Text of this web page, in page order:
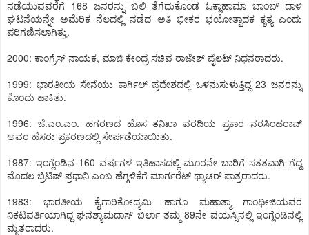
ನಡೆಯುವವರೆಗೆ 168 ಜನರನ್ನು ಬಲಿ ತೆಗೆದುಕೊಂಡ ಓಕ್ಲಾಹಾಮಾ ಬಾಂಬ್ ದಾಳಿ
ಘಟನೆಯನ್ನೇ ಅಮೆರಿಕ ನೆಲದಲ್ಲಿ ನಡೆದ ಅತಿ ಭೀಕರ ಭಯೋತ್ಪಾದಕ ಕೃತ್ಯ ಎಂದು
ಪರಿಗಣಿಸಲಾಗಿತ್ತು.
2000: ಕಾಂಗ್ರೆಸ್ ನಾಯಕ, ಮಾಜಿ ಕೇಂದ್ರ ಸಚಿವ ರಾಜೇಶ್ ಪೈಲಟ್ ನಿಧನರಾದರು.
1999: ಭಾರತೀಯ ಸೇನೆಯು ಕಾರ್ಗಿಲ್ ಪ್ರದೇಶದಲ್ಲಿ ಒಳನುಸುಳುತ್ತಿದ್ದ 23 ಜನರನ್ನು
ಕೊಂದು ಹಾಕಿತು.
1996: ಜೆ.ಎಂ.ಎಂ. ಹಗರಣದ ಹೊಸ ತನಿಖಾ ವರದಿಯ ಪ್ರಕಾರ ನರಸಿಂಹರಾವ್
ಅವರ ಹೆಸರು ಪ್ರಕರಣದಲ್ಲಿ ಸೇರ್ಪಡೆಯಾಯಿತು.
1987: ಇಂಗ್ಲೆಂಡಿನ 160 ವರ್ಷಗಳ ಇತಿಹಾಸದಲ್ಲಿ ಮೂರನೇ ಬಾರಿಗೆ ಸತತವಾಗಿ ಗೆದ್ದ
ಮೊದಲ ಬ್ರಿಟಿಷ್ ಪ್ರಧಾನಿ ಎಂಬ ಹೆಗ್ಗಳಿಕೆಗೆ ಮಾರ್ಗರೆಟ್ ಥ್ಯಾಚರ್ ಪಾತ್ರರಾದರು.
1983: ಭಾರತೀಯ ಕೈಗಾರಿಕೋದ್ಯಮಿ ಹಾಗೂ ಮಹಾತ್ಮಾ ಗಾಂಧೀಜಿಯವರ
ನಿಕಟವರ್ತಿಯಾಗಿದ್ದ ಘನಶ್ಯಾಮದಾಸ್ ಬಿರ್ಲಾ ತಮ್ಮ 89ನೇ ವಯಸ್ಸಿನಲ್ಲಿ ಇಂಗ್ಲೆಂಡಿನಲ್ಲಿ
ಮೃತರಾದರು.